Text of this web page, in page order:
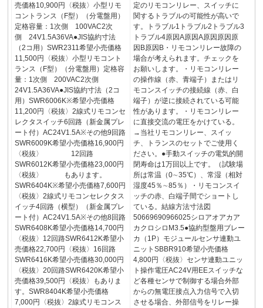
売価格10,900円〈税抜〉小型リモ
コントランス（F型）（分電盤用）
定格容量：1次側 100VAC2次
側 24V1.5A36VA●JIS協約寸法
（2コ用）SWR2311希望小売価格
11,500円〈税抜〉小型リモコント
ランス（F型）（分電盤用）定格容
量：1次側 200VAC2次側
24V1.5A36VA●JIS協約寸法（2コ
用）SWR6006K※希望小売価格
11,200円〈税抜〉2線式リモコンセ
レクタスイッチ6回路（新金属プレ
ート付）AC24V1.5A※その他9回路
SWR6009K希望小売価格16,900円
〈税抜〉 12回路
SWR6012K希望小売価格23,000円
〈税抜〉 もあります。
SWR6404K※希望小売価格7,600円
〈税抜〉2線式リモコンセレクタス
イッチ4回路（横型）（新金属プレ
ート付）AC24V1.5A※その他8回路
SWR6408K希望小売価格14,700円
〈税抜〉12回路SWR6412K希望小
売価格22,700円〈税抜〉16回路
SWR6416K希望小売価格30,000円
〈税抜〉20回路SWR6420K希望小
売価格39,500円〈税抜〉もありま
す。SWR8404K希望小売価格
7,000円〈税抜〉2線式リモコンス
定のリモコンリレー、スイッチに
関するトラブルの可能性が高いで
す。トラブル1トラブル2トラブル3
トラブル4原因A原因A原因原因原
因B原因B・リモコンリレー故障の
場合が考えられます。チェックを
お願いします。・リモコンリレー
の操作線（赤、青端子）またはリ
モコンスイッチの接続線（赤、白
端子）が逆に接続されている可能
性があります。・リモコンリレー
に直接交流の電圧をかけている。
→当社リモコンリレー、スイッ
チ、トランスのセットでご使用く
ださい。●手動スイッチの電気的開
閉寿命は1万回以上です。（試験場
所は常温（0∼35℃）、常湿（相対
湿度45％∼85％）・リモコンスイ
ッチの赤、白端子間でショートし
ている。結線方法寸法図
50669690966025シロアオアカア
カクロシロM3.5●協約型盤用ブレー
カ（1P）モジュールセンサ連動ユ
ニットSBBR910希望小売価格
4,800円〈税抜〉センサ連動ユニッ
ト操作電圧AC24V用EEスイッチな
ど各種センサで制御する場合外部
からの無電圧接点入力信号で入切
させる場合、外部信号をリレー操